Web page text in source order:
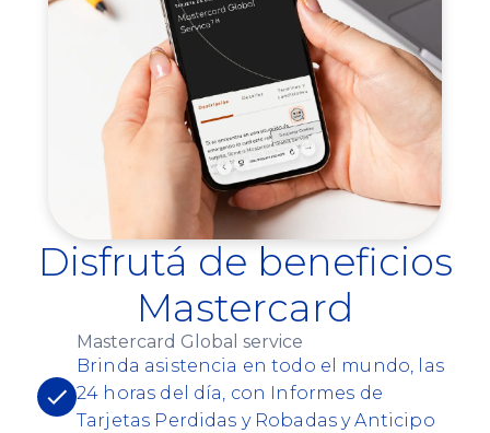
Disfrutá de beneficios
Mastercard
Mastercard Global service
Brinda asistencia en todo el mundo, las
24 horas del día, con Informes de
Tarjetas Perdidas y Robadas y Anticipo